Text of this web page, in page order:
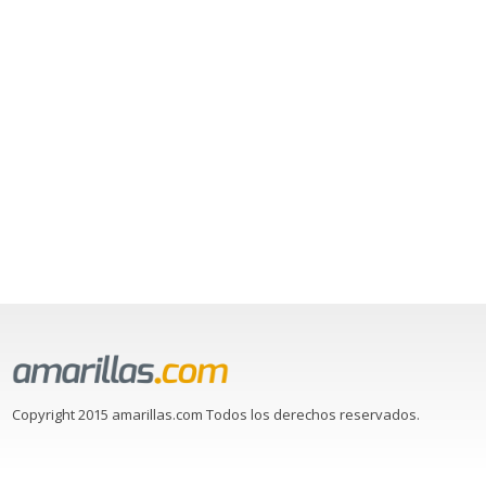
Copyright 2015 amarillas.com Todos los derechos reservados.